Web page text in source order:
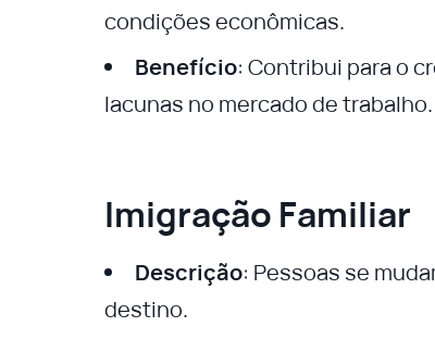
condições econômicas.
Benefício: Contribui para o
lacunas no mercado de trabalho.
Imigração Familiar
Descrição: Pessoas se
destino.